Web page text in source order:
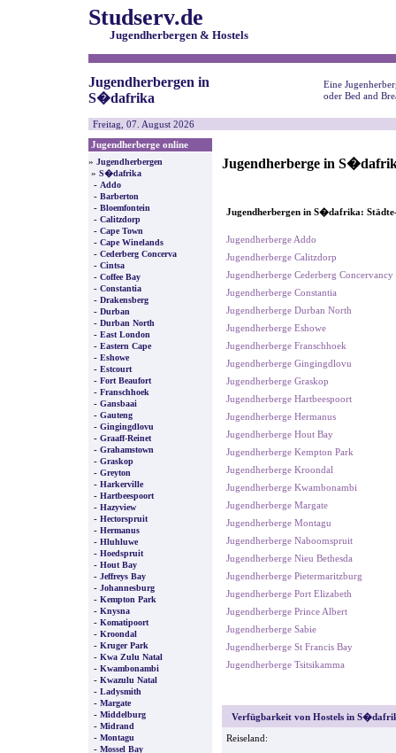
Studserv.de
Jugendherbergen & Hostels
Jugendherbergen in
S�dafrika
Eine
oder Bed and
Freitag, 07. August 2026
Jugendherberge online
» Jugendherbergen
» S�dafrika
- Addo
- Barberton
- Bloemfontein
- Calitzdorp
- Cape Town
- Cape Winelands
- Cederberg Concerva
- Cintsa
- Coffee Bay
- Constantia
- Drakensberg
- Durban
- Durban North
- East London
- Eastern Cape
- Eshowe
- Estcourt
- Fort Beaufort
- Franschhoek
- Gansbaai
- Gauteng
- Gingingdlovu
- Graaff-Reinet
- Grahamstown
- Graskop
- Greyton
- Harkerville
- Hartbeespoort
- Hazyview
- Hectorspruit
- Hermanus
- Hluhluwe
- Hoedspruit
- Hout Bay
- Jeffreys Bay
- Johannesburg
- Kempton Park
- Knysna
- Komatipoort
- Kroondal
- Kruger Park
- Kwa Zulu Natal
- Kwambonambi
- Kwazulu Natal
- Ladysmith
- Margate
- Middelburg
- Midrand
- Montagu
- Mossel Bay
Jugendherberge in
Jugendherbergen in S�dafrika:
Jugendherberge Addo
Jugendherberge Calitzdorp
Jugendherberge Cederberg Concervancy
Jugendherberge Constantia
Jugendherberge Durban North
Jugendherberge Eshowe
Jugendherberge Franschhoek
Jugendherberge Gingingdlovu
Jugendherberge Graskop
Jugendherberge Hartbeespoort
Jugendherberge Hermanus
Jugendherberge Hout Bay
Jugendherberge Kempton Park
Jugendherberge Kroondal
Jugendherberge Kwambonambi
Jugendherberge Margate
Jugendherberge Montagu
Jugendherberge Naboomspruit
Jugendherberge Nieu Bethesda
Jugendherberge Pietermaritzburg
Jugendherberge Port Elizabeth
Jugendherberge Prince Albert
Jugendherberge Sabie
Jugendherberge St Francis Bay
Jugendherberge Tsitsikamma
Verfügbarkeit von Hostels in
Reiseland: